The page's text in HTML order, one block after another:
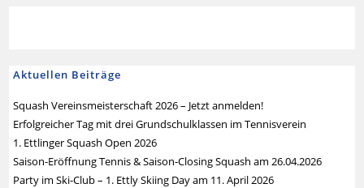
Aktuellen Beiträge
Squash Vereinsmeisterschaft 2026 – Jetzt anmelden!
Erfolgreicher Tag mit drei Grundschulklassen im Tennisverein
1. Ettlinger Squash Open 2026
Saison-Eröffnung Tennis & Saison-Closing Squash am 26.04.2026
Party im Ski-Club – 1. Ettly Skiing Day am 11. April 2026